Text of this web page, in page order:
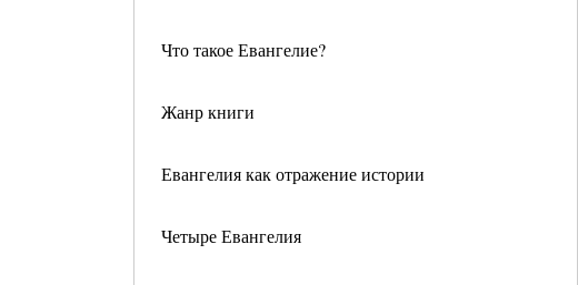
Что такое Евангелие?
Жанр книги
Евангелия как отражение истории
Четыре Евангелия